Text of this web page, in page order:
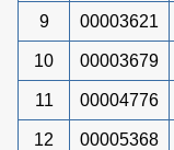
9 00003621
10 00003679
11 00004776
12 00005368